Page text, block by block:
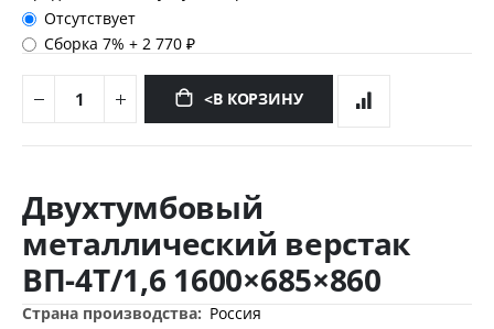
Отсутствует
Сборка 7%+2 770 ₽
<В КОРЗИНУ
началу
галереи
изображений
Двухтумбовый
металлический верстак
ВП-4Т/1,6 1600×685×860
Дополнительная
Россия